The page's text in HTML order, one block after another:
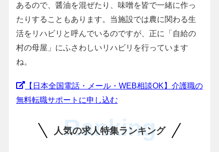
あるので、醤油を混ぜたり、味噌を皆で一緒に作っ
たりすることもあります。当施設では農に関わる生
活をリハビリと呼んでいるのですが、正に「自給の
村の母屋」にふさわしいリハビリを行っています
ね。
【日本全国電話・メール・WEB相談OK】介護職の
無料転職サポートに申し込む
人気の求人特集ランキング
Ranking